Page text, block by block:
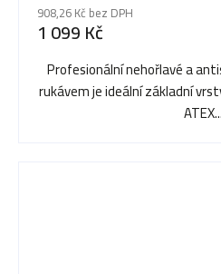
908,26 Kč bez DPH
1 099 Kč
Profesionální nehořlavé a
rukávem je ideální základní
ATEX...